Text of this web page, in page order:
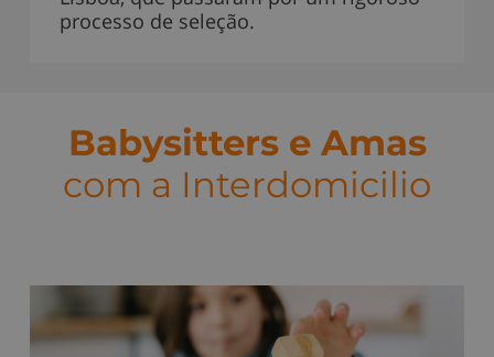
processo de seleção.
Babysitters e Amas
com a Interdomicilio